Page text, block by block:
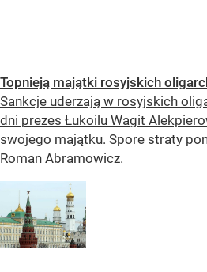
Topnieją majątki rosyjskich
Sankcje uderzają w rosyjskich
dni prezes Łukoilu Wagit
swojego majątku. Spore straty
Roman Abramowicz.